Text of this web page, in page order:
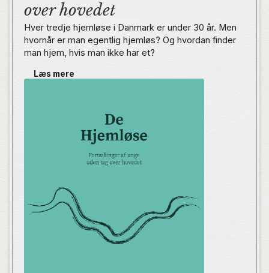
over hovedet
Hver tredje hjemløse i Danmark er under 30 år. Men
hvornår er man egentlig hjemløs? Og hvordan finder
man hjem, hvis man ikke har et?
De Hjemløse er en række historier fortalt af unge, der
på ryggen. Vi er med på arbejdspladsen,
uddannelsesstedet, hos kommunen, i parforholdet,
psykiatrien og misbruget. Men vi er også med i livet
efter hjemløsheden, i kritikken af det samfund, som
skulle have hjulpet, og i forventningerne til fremtiden.
Fortællingerne i De Hjemløse viser, at der er mange
måder at være hjemløs på, når man er ung. De åbner
øjnene for en side af sagen, du måske ikke var
bekendt med, ikke kendte omfanget af, eller hvis
spor du ikke har bidt mærke i før.
Læs mere